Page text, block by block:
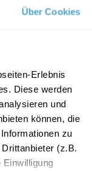
Über Cookies
Erlebnis
Diese werden
und
können, die
zu
(z.B.
Einwilligung